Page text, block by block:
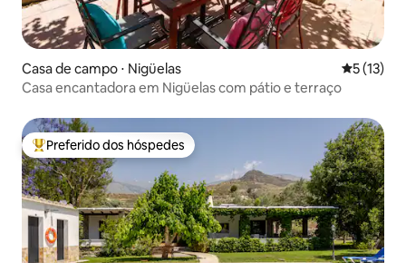
Casa de campo ⋅ Nigüelas 5 de uma
5 (13)
Casa encantadora em Nigüelas com pátio e terraço
Entre os melhores preferidos dos hóspedes
Preferido dos hóspedes